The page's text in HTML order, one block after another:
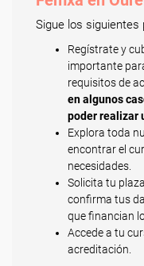
Sigue los siguientes
Regístrate y
importante
requisitos de
en algunos
poder realizar
Explora toda
encontrar el
necesidades.
Solicita tu
confirma tus
que financian
Accede a tu
acreditación.